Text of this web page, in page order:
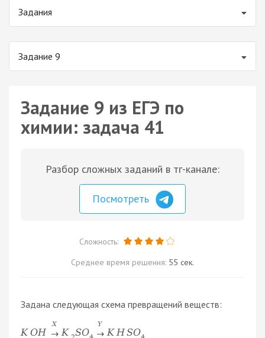
Задания
Задание 9
Задание 9 из ЕГЭ по
химии: задача 41
Разбор сложных заданий в тг-канале:
Посмотреть
Сложность:
Среднее время решения: 55 сек.
Задана следующая схема превращений веществ:
K OH
X
→ K 2SO4
Y
→ K HSO4